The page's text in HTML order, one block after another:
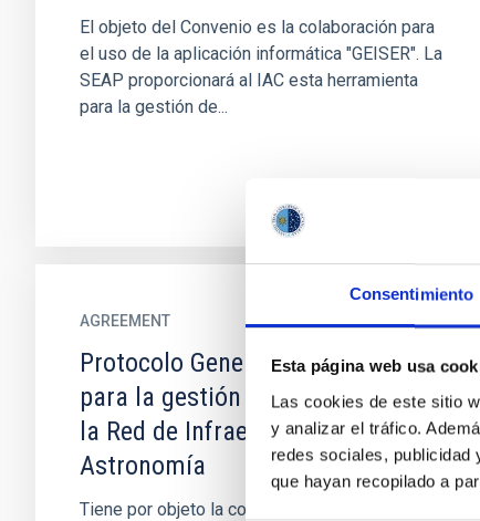
Consentimiento
Esta página web usa
Las cookies de este sitio
y analizar el tráfico.
redes sociales, publicidad
que hayan recopilado a
El objeto del Convenio es la colaboración para
el uso de la aplicación informática "GEISER". La
SEAP proporcionará al IAC esta herramienta
para la gestión de...
AGREEMENT
Protocolo General de Actuación
para la gestión y coordinación de
la Red de Infraestructuras de
Astronomía
Tiene por objeto la coordinación de las